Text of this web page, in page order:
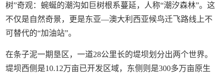
树”奇观：蜿蜒的潮沟如巨树根系蔓延，人称“潮汐森林”。这
不仅是自然奇景，更是东亚—澳大利西亚候鸟迁飞路线上不
可替代的“加油站”。
在条子泥一期垦区，一道28公里长的堤坝划分出两个世界。
堤坝西侧是10.12万亩已开发区域，东侧则是300多万亩原生